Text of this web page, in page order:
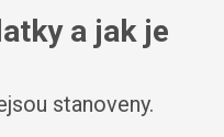
a jak je
stanoveny.